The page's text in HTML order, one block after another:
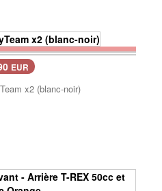
EUR
x2 (blanc-noir)